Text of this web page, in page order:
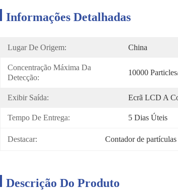
Informações Detalhadas
Lugar De Origem: China
Concentração Máxima Da
Detecção:
10000
Exibir Saída: Ecrã LCD A
Tempo De Entrega: 5 Dias Úteis
Destacar: Contador de
Descrição Do Produto